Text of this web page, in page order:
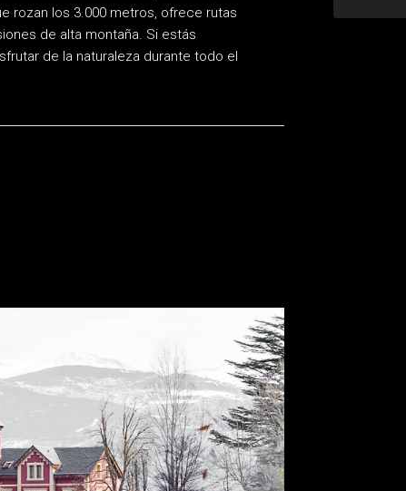
rozan los 3.000 metros, ofrece rutas
de alta montaña. Si estás
de la naturaleza durante todo el